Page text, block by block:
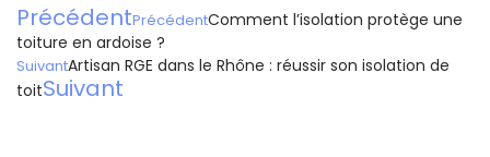
PrécédentPrécédentComment l’isolation protège une
toiture en ardoise ?
SuivantArtisan RGE dans le Rhône : réussir son isolation de
toitSuivant